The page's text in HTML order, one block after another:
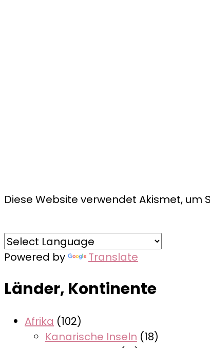
Diese Website verwendet Akismet, um
Powered by Translate
Länder, Kontinente
Afrika (102)
Kanarische Inseln (18)